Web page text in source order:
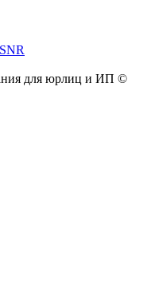
для юрлиц и ИП ©